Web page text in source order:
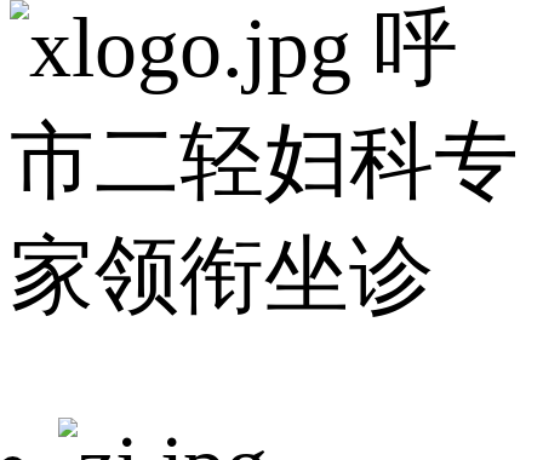
呼
市二轻妇科专
家领衔坐诊